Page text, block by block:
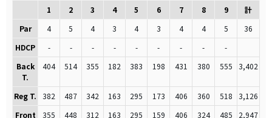
1 2 3 4 5 6 7 8 9
計
Par
4 5 4 3 4 3 4 4 5
36
HDCP
- - - - - - - -
-
Back
T.
404 514 355 182 383 198 431 380 555 3,402
Reg T. 382 487 342 163 295 173 406 360 518
3,126
Front
355 448 312 163 295 159 406 324 485 2,947